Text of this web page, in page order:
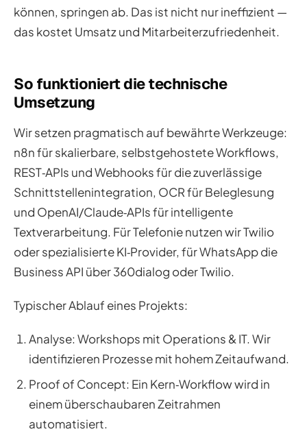
können, springen ab. Das ist nicht nur ineffizient —
das kostet Umsatz und Mitarbeiterzufriedenheit.
So funktioniert die technische
Umsetzung
Wir setzen pragmatisch auf bewährte Werkzeuge:
n8n für skalierbare, selbstgehostete Workflows,
REST‑APIs und Webhooks für die zuverlässige
Schnittstellenintegration, OCR für Beleglesung
und OpenAI/Claude‑APIs für intelligente
Textverarbeitung. Für Telefonie nutzen wir Twilio
oder spezialisierte KI‑Provider, für WhatsApp die
Business API über 360dialog oder Twilio.
Typischer Ablauf eines Projekts:
Analyse: Workshops mit Operations & IT. Wir
identifizieren Prozesse mit hohem Zeitaufwand.
Proof of Concept: Ein Kern‑Workflow wird in
einem überschaubaren Zeitrahmen
automatisiert.